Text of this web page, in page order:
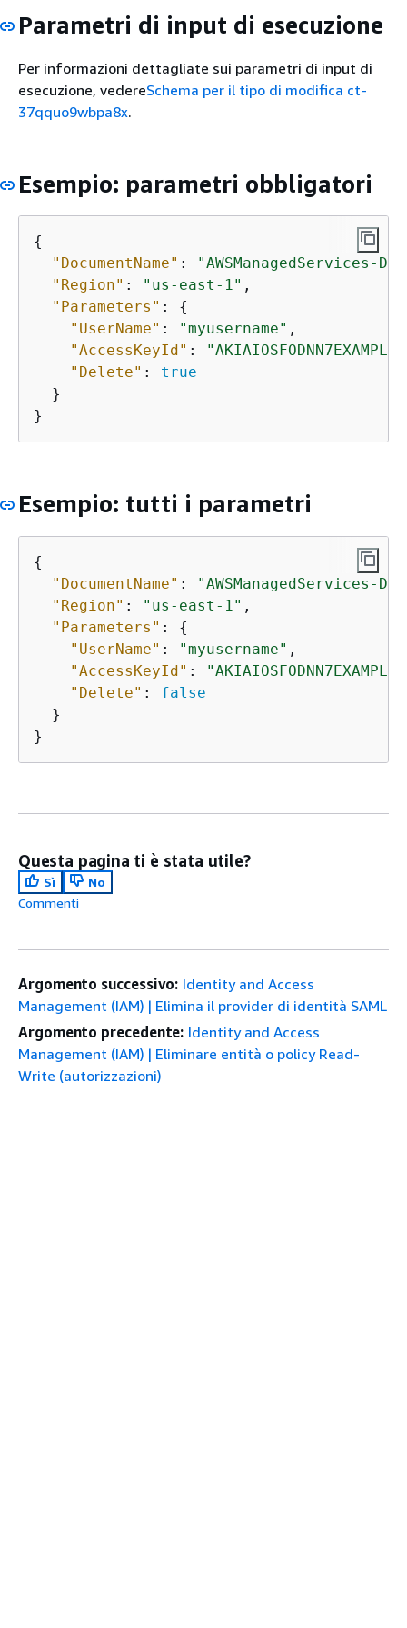
Parametri di input di esecuzione
Per informazioni dettagliate sui parametri di input di
esecuzione, vedereSchema per il tipo di modifica ct-
37qquo9wbpa8x.
Esempio: parametri obbligatori
{
"DocumentName" :
"AWSManagedServices-
"Region" : "us-east-1" ,
"Parameters" : {
"UserName" : "myusername" ,
"AccessKeyId" : "AKIAIOSFODNN7EXAMPLE"
"Delete" : true
  }
}
Esempio: tutti i parametri
{
"DocumentName" :
"AWSManagedServices-
"Region" : "us-east-1" ,
"Parameters" : {
"UserName" : "myusername" ,
"AccessKeyId" : "AKIAIOSFODNN7EXAMPLE"
"Delete" : false
  }
}
Questa pagina ti è stata utile?
Sì
No
Commenti
Argomento successivo: Identity and Access
Management (IAM) | Elimina il provider di identità SAML
Argomento precedente: Identity and Access
Management (IAM) | Eliminare entità o policy Read-
Write (autorizzazioni)